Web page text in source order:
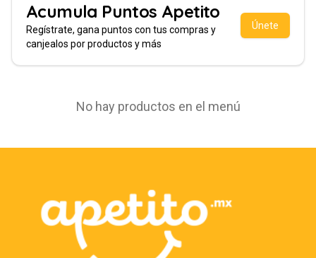
Acumula Puntos Apetito
Regístrate, gana puntos con tus compras y
canjealos por productos y más
Únete
No hay productos en el menú